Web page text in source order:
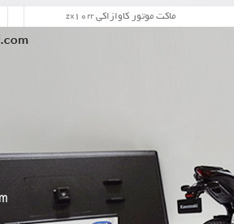
ماکت موتور کاوازاکی zx10rr